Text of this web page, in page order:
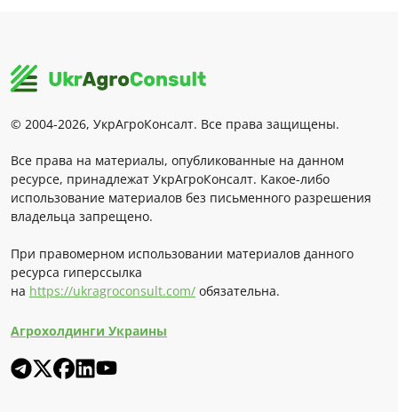
© 2004-2026, УкрАгроКонсалт. Все права защищены.
Все права на материалы, опубликованные на данном
ресурсе, принадлежат УкрАгроКонсалт. Какое-либо
использование материалов без письменного разрешения
владельца запрещено.
При правомерном использовании материалов данного
ресурса гиперссылка
на https://ukragroconsult.com/ обязательна.
Агрохолдинги Украины